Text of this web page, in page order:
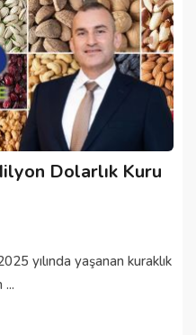
Dolarlık Kuru
yılında yaşanan kuraklık